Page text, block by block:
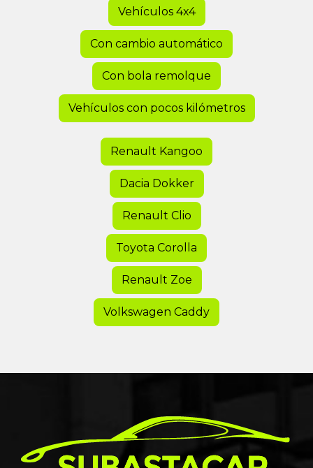
Vehículos 4x4
Con cambio automático
Con bola remolque
Vehículos con pocos kilómetros
Renault Kangoo
Dacia Dokker
Renault Clio
Toyota Corolla
Renault Zoe
Volkswagen Caddy